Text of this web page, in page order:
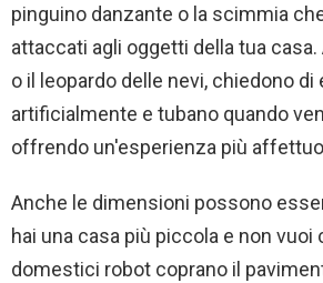
pinguino danzante o la scimmia
attaccati agli oggetti della tua casa.
o il leopardo delle nevi, chiedono
artificialmente e tubano quando
offrendo un'esperienza più
Anche le dimensioni possono
hai una casa più piccola e non vuoi
domestici robot coprano il